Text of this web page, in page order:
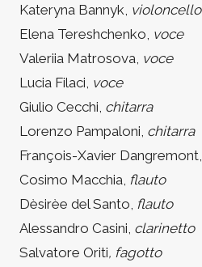
Kateryna Bannyk, violoncello
Elena Tereshchenko, voce
Valeriia Matrosova, voce
Lucia Filaci, voce
Giulio Cecchi, chitarra
Lorenzo Pampaloni, chitarra
François-Xavier Dangremont,
Cosimo Macchia, flauto
Dèsirèe del Santo, flauto
Alessandro Casini, clarinetto
Salvatore Oriti, fagotto